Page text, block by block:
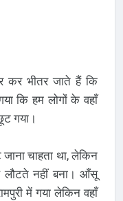
कर भीतर जाते हैं कि
कि हम लोगों के वहाँ
गया।
चाहता था, लेकिन
नहीं बना। आँसू
में गया लेकिन वहाँ